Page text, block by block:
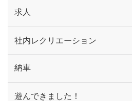
求人
社内レクリエーション
納車
遊んできました！